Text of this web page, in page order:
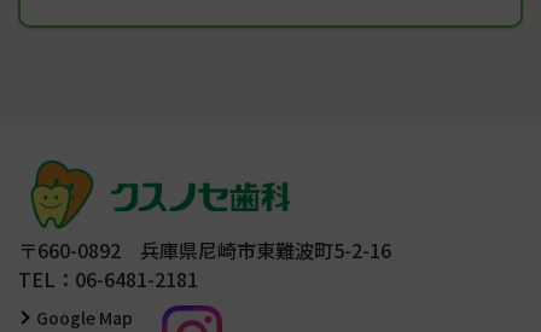
〒660-0892 兵庫県尼崎市東難波町5-2-16
TEL：06-6481-2181
Google Map